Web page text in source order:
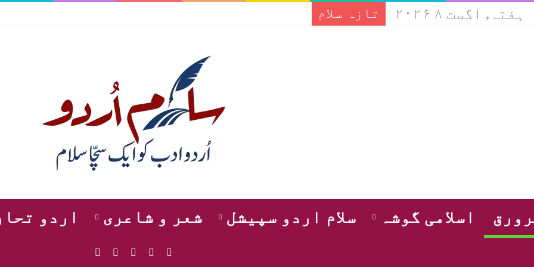
ہفتہ, اگست ۸ ۲۰۲۶ تازہ سلام
اسلامی گوشہ سلام اردو سپیشل شعر و شاعری اردو
Facebook
YouTube
Instagram